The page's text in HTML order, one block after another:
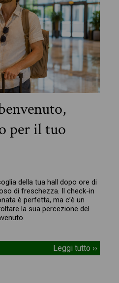
per il tuo
della tua hall dopo ore di
di freschezza. Il check-in
è perfetta, ma c’è un
la sua percezione del
Leggi tutto ››